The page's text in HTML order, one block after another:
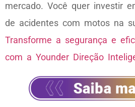
mercado. Você quer investir
de acidentes com motos na
Transforme a segurança e
com a Younder Direção